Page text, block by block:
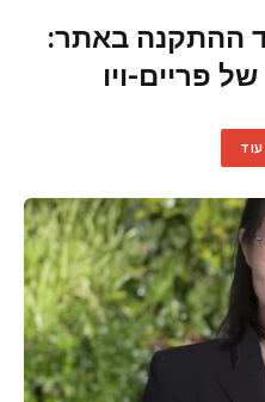
ההתקנה באתר:
פריים-ויו